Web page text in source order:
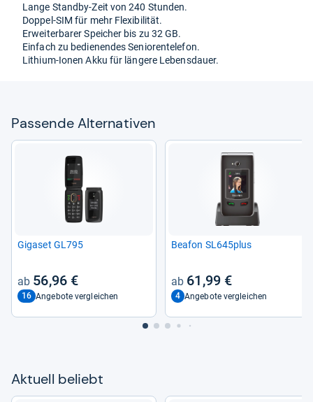
Lange Standby-​Zeit von 240 Stun­den.
Dop­pel-​SIM für mehr Fle­xi­bi­li­tät.
Erweiter­ba­rer Spei­cher bis zu 32 GB.
Ein­fach zu bedie­nen­des Senio­ren­te­le­fon.
Lithium-​Ionen Akku für län­gere Lebens­dauer.
Pas­sende Alter­na­ti­ven
Giga­set GL795
56,96 €
16 Angebote vergleichen
Bea­fon SL645plus
61,99 €
4 Angebote vergleichen
Aktu­ell beliebt